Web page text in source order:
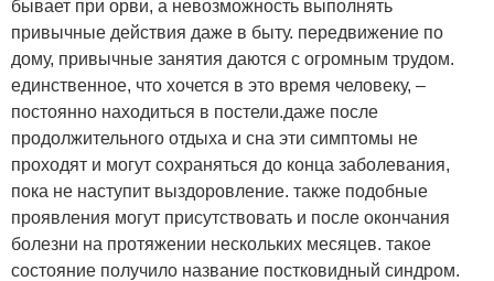
бывает при орви, а невозможность выполнять
привычные действия даже в быту. передвижение по
дому, привычные занятия даются с огромным трудом.
единственное, что хочется в это время человеку, –
постоянно находиться в постели.даже после
продолжительного отдыха и сна эти симптомы не
проходят и могут сохраняться до конца заболевания,
пока не наступит выздоровление. также подобные
проявления могут присутствовать и после окончания
болезни на протяжении нескольких месяцев. такое
состояние получило название постковидный синдром.